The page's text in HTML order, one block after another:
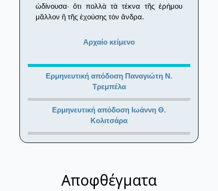
ὠδίνουσα· ὅτι πολλὰ τὰ τέκνα τῆς ἐρήμου
μᾶλλον ἢ τῆς ἐχούσης τὸν ἄνδρα.
Αρχαίο κείμενο
Ερμηνευτική απόδοση Παναγιώτη Ν.
Τρεμπέλα
Ερμηνευτική απόδοση Ιωάννη Θ.
Κολιτσάρα
Αποφθέγματα